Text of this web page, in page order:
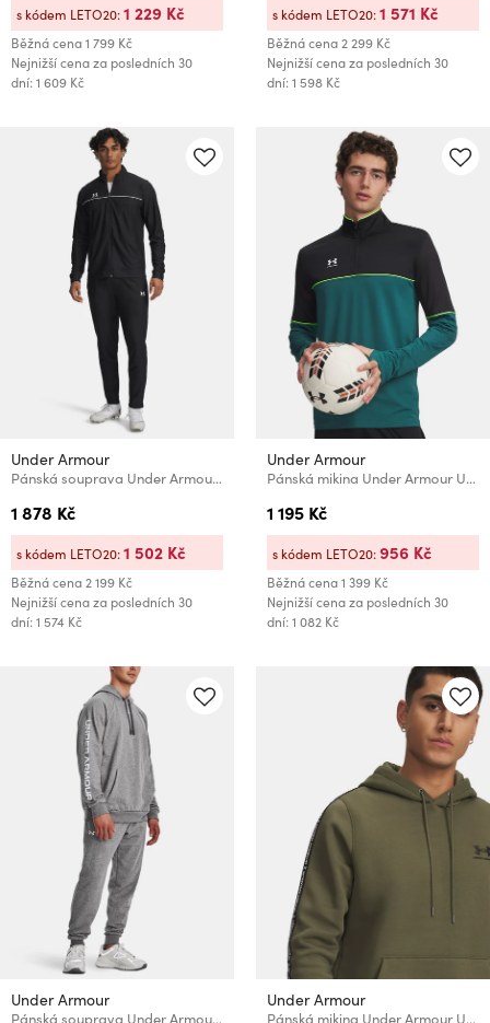
Běžná cena1 799 Kč
Nejnižší cena za posledních 30
dní: 1 609 Kč
s kódem LETO20:1 229 Kč
Běžná cena2 299 Kč
Nejnižší cena za posledních 30
dní: 1 598 Kč
s kódem LETO20:1 571 Kč
Under Armour
Pánská souprava Under Armour UA M Challenger Tracksuit-BLK
1 878 Kč
Běžná cena2 199 Kč
Nejnižší cena za posledních 30
dní: 1 574 Kč
s kódem LETO20:1 502 Kč
Under Armour
Pánská mikina Under Armour UA M Challenger Training QZ
1 195 Kč
Běžná cena1 399 Kč
Nejnižší cena za posledních 30
dní: 1 082 Kč
s kódem LETO20:956 Kč
Under Armour
Pánská souprava Under Armour UA Rival Fleece Suit
Under Armour
Pánská mikina Under Armour UA Icon Fleece HD Taping